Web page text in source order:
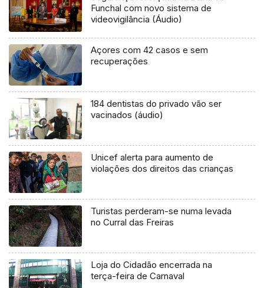
Funchal com novo sistema de
videovigilância (Áudio)
Açores com 42 casos e sem
recuperações
184 dentistas do privado vão ser
vacinados (áudio)
Unicef alerta para aumento de
violações dos direitos das crianças
Turistas perderam-se numa levada
no Curral das Freiras
Loja do Cidadão encerrada na
terça-feira de Carnaval